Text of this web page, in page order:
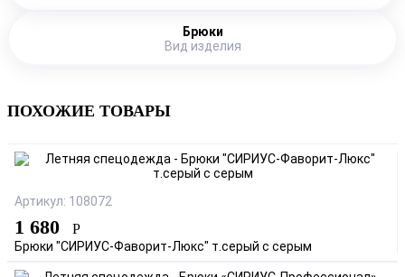
Брюки
Вид изделия
ПОХОЖИЕ ТОВАРЫ
Артикул: 108072
1 680 Р
Брюки "СИРИУС-Фаворит-Люкс" т.серый с серым